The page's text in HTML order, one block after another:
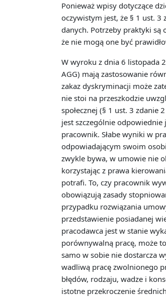
Ponieważ wpisy dotyczące
oczywistym jest, że § 1 ust. 3
danych. Potrzeby praktyki są
że nie mogą one być
W wyroku z dnia 6 listopada
AGG) mają zastosowanie
zakaz dyskryminacji może
nie stoi na przeszkodzie
społecznej (§ 1 ust. 3 zdanie
jest szczególnie
pracownik. Słabe wyniki w
odpowiadającym swoim
zwykle bywa, w umowie nie
korzystając z prawa
potrafi. To, czy pracownik
obowiązują zasady
przypadku rozwiązania
przedstawienie posiadanej
pracodawca jest w stanie
porównywalną pracę, może
samo w sobie nie dostarcza
wadliwą pracę zwolnionego
błędów, rodzaju, wadze i
istotne przekroczenie